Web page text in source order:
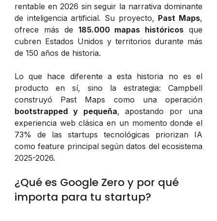
rentable en 2026 sin seguir la narrativa dominante
de inteligencia artificial. Su proyecto, Past Maps,
ofrece más de 185.000 mapas históricos que
cubren Estados Unidos y territorios durante más
de 150 años de historia.
Lo que hace diferente a esta historia no es el
producto en sí, sino la estrategia: Campbell
construyó Past Maps como una operación
bootstrapped y pequeña, apostando por una
experiencia web clásica en un momento donde el
73% de las startups tecnológicas priorizan IA
como feature principal según datos del ecosistema
2025-2026.
¿Qué es Google Zero y por qué
importa para tu startup?